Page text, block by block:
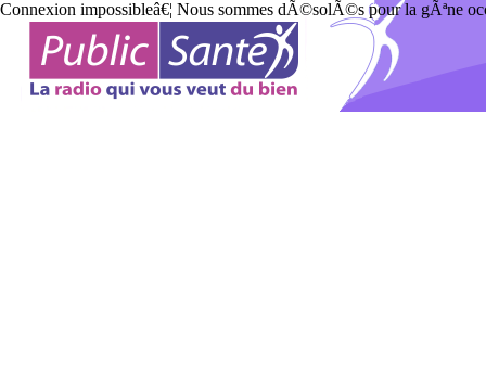
Connexion impossibleâ€¦ Nous sommes dÃ©solÃ©s pour la gÃªne